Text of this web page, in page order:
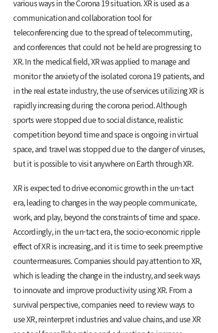
various ways in the Corona 19 situation. XR is used as a
communication and collaboration tool for
teleconferencing due to the spread of telecommuting,
and conferences that could not be held are progressing to
XR. In the medical field, XR was applied to manage and
monitor the anxiety of the isolated corona 19 patients, and
in the real estate industry, the use of services utilizing XR is
rapidly increasing during the corona period. Although
sports were stopped due to social distance, realistic
competition beyond time and space is ongoing in virtual
space, and travel was stopped due to the danger of viruses,
but it is possible to visit anywhere on Earth through XR.
XR is expected to drive economic growth in the un-tact
era, leading to changes in the way people communicate,
work, and play, beyond the constraints of time and space.
Accordingly, in the un-tact era, the socio-economic ripple
effect of XR is increasing, and it is time to seek preemptive
countermeasures. Companies should pay attention to XR,
which is leading the change in the industry, and seek ways
to innovate and improve productivity using XR. From a
survival perspective, companies need to review ways to
use XR, reinterpret industries and value chains, and use XR